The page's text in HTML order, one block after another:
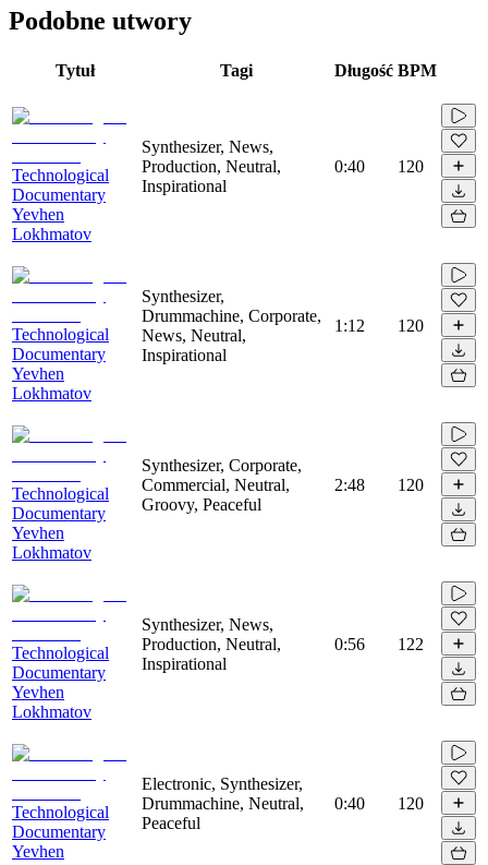
Podobne utwory
Tytuł Tagi Długość BPM
Technological
Documentary
Yevhen
Lokhmatov
Synthesizer, News,
Production, Neutral,
Inspirational
0:40 120
Technological
Documentary
Yevhen
Lokhmatov
Synthesizer,
Drummachine, Corporate,
News, Neutral,
Inspirational
1:12 120
Technological
Documentary
Yevhen
Lokhmatov
Synthesizer, Corporate,
Commercial, Neutral,
Groovy, Peaceful
2:48 120
Technological
Documentary
Yevhen
Lokhmatov
Synthesizer, News,
Production, Neutral,
Inspirational
0:56 122
Technological
Documentary
Yevhen
Electronic, Synthesizer,
Drummachine, Neutral,
Peaceful
0:40 120